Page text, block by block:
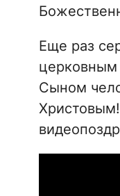
Еще раз
церковным
Сыном